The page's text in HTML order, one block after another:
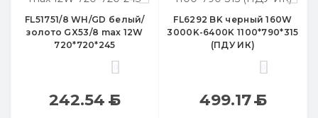
FL51751/8 WH/GD белый/
золото GX53/8 max 12W
720*720*245
242.54Б
FL6292 BK черный 160W
3000K-6400K 1100*790*315
(ПДУ ИК)
499.17Б